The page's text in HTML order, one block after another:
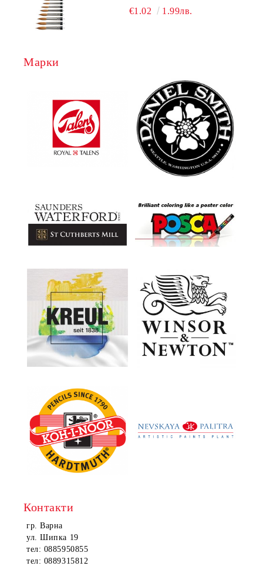
€1.02 1.99лв.
Марки
Контакти
гр. Варна
ул. Шипка 19
тел: 0885950855
тел: 0889315812